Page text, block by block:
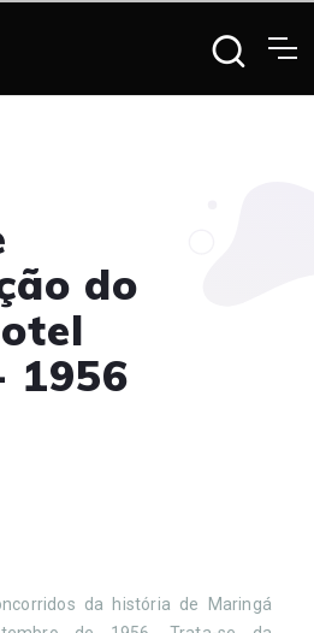
do
1956
da história de Maringá